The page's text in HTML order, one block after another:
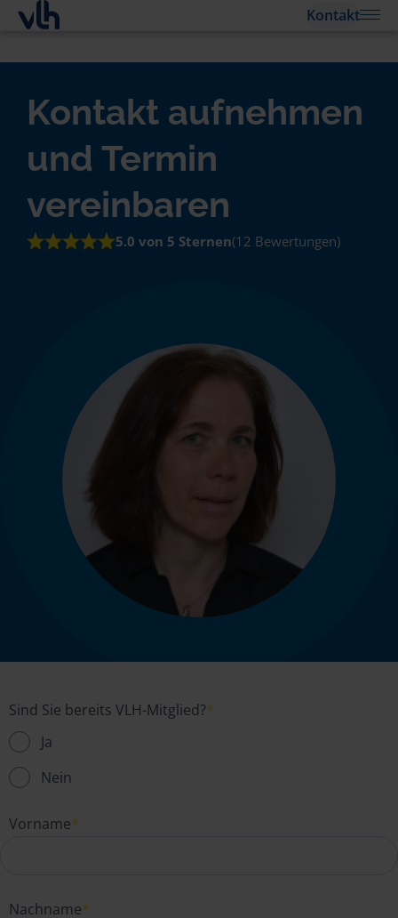
Kontakt
Kontakt aufnehmen
und Termin
vereinbaren
5.0 von 5 Sternen(12 Bewertungen)
Sind Sie bereits VLH-Mitglied?*
Ja
Nein
Vorname*
Nachname*